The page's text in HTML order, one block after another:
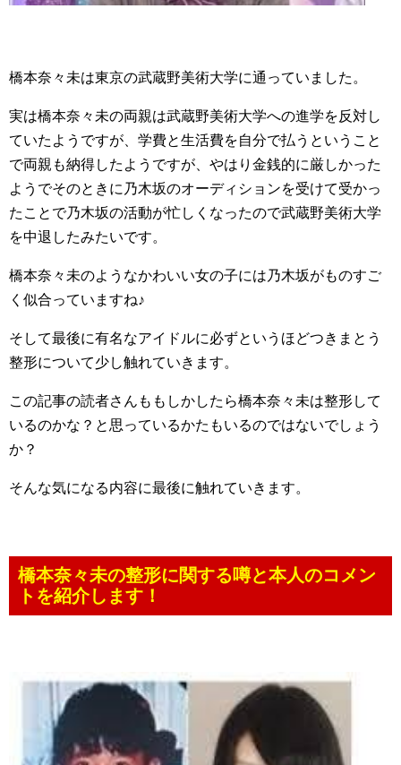
橋本奈々未は東京の武蔵野美術大学に通っていました。
実は橋本奈々未の両親は武蔵野美術大学への進学を反対し
ていたようですが、学費と生活費を自分で払うということ
で両親も納得したようですが、やはり金銭的に厳しかった
ようでそのときに乃木坂のオーディションを受けて受かっ
たことで乃木坂の活動が忙しくなったので武蔵野美術大学
を中退したみたいです。
橋本奈々未のようなかわいい女の子には乃木坂がものすご
く似合っていますね♪
そして最後に有名なアイドルに必ずというほどつきまとう
整形について少し触れていきます。
この記事の読者さんももしかしたら橋本奈々未は整形して
いるのかな？と思っているかたもいるのではないでしょう
か？
そんな気になる内容に最後に触れていきます。
橋本奈々未の整形に関する噂と本人のコメン
トを紹介します！